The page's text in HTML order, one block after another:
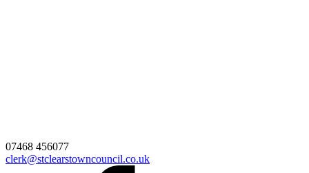
07468 456077
clerk@stclearstowncouncil.co.uk